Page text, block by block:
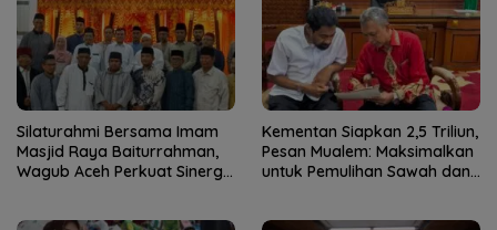
Silaturahmi Bersama Imam
Masjid Raya Baiturrahman,
Wagub Aceh Perkuat Sinergi
Kementan Siapkan 2,5 Triliun,
Pesan Mualem: Maksimalkan
untuk Pemulihan Sawah dan